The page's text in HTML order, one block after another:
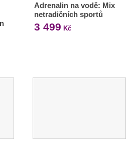
Adrenalin na vodě: Mix
netradičních sportů
3 499 Kč